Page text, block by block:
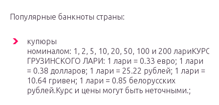
Популярные банкноты страны:
купюры
номиналом: 1, 2, 5, 10, 20, 50, 100 и 200 лариКУРС
ГРУЗИНСКОГО ЛАРИ: 1 лари = 0.33 евро; 1 лари
= 0.38 долларов; 1 лари = 25.22 рублей; 1 лари =
10.64 гривен; 1 лари = 0.85 белорусских
рублей.Курс и цены могут быть неточными.;